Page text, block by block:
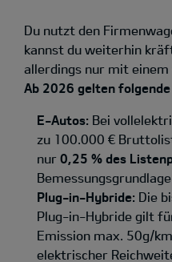
Du nutzt den
kannst du weiterhin
allerdings nur mit einem
Ab 2026 gelten
E-Autos: Bei
zu 100.000 €
nur 0,25 % des
Plug-in-Hybride: Die
Plug-in-Hybride gilt
Emission max. 50g/
elektrischer